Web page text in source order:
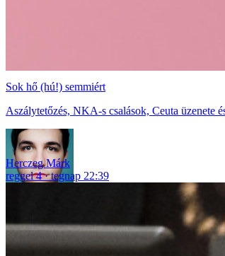
Sok hő (hú!) semmiért
Aszálytetőzés, NKA-s csalások, Ceuta üzenete
Herczeg Márk
reggel 4
tegnap 22:39